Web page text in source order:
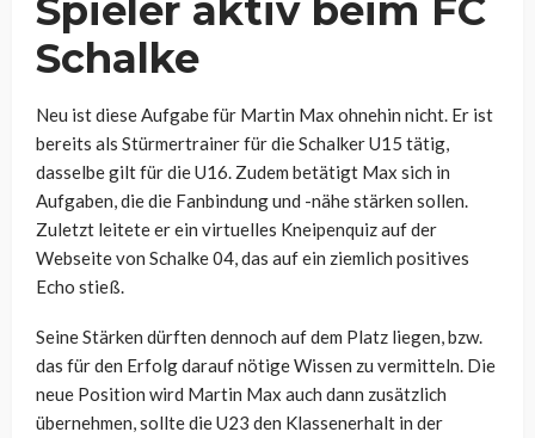
Spieler aktiv beim FC
Schalke
Neu ist diese Aufgabe für Martin Max ohnehin nicht. Er ist
bereits als Stürmertrainer für die Schalker U15 tätig,
dasselbe gilt für die U16. Zudem betätigt Max sich in
Aufgaben, die die Fanbindung und -nähe stärken sollen.
Zuletzt leitete er ein virtuelles Kneipenquiz auf der
Webseite von Schalke 04, das auf ein ziemlich positives
Echo stieß.
Seine Stärken dürften dennoch auf dem Platz liegen, bzw.
das für den Erfolg darauf nötige Wissen zu vermitteln. Die
neue Position wird Martin Max auch dann zusätzlich
übernehmen, sollte die U23 den Klassenerhalt in der